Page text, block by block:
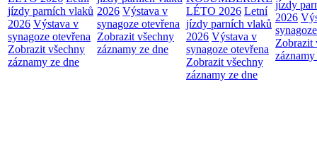
jízdy parních vlaků
2026 Výstava v
synagoze otevřena
Zobrazit všechny
záznamy ze dne
2026 Výstava v
synagoze otevřena
Zobrazit všechny
záznamy ze dne
LÉTO 2026 Letní
jízdy parních vlaků
2026 Výstava v
synagoze otevřena
Zobrazit všechny
záznamy ze dne
jízdy
2026
Zobrazit